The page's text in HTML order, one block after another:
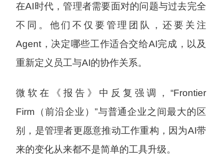
在AI时代，管理者需要面对的问题与过去完全
不同。他们不仅要管理团队，还要关注
Agent，决定哪些工作适合交给AI完成，以及
重新定义员工与AI的协作关系。
微软在《报告》中反复强调，“Frontier
Firm（前沿企业）”与普通企业之间最大的区
别，是管理者更愿意推动工作重构，因为AI带
来的变化从来都不是简单的工具升级。